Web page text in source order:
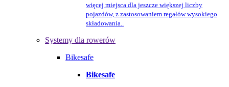
więcej miejsca dla jeszcze większej liczby
pojazdów, z zastosowaniem regałów wysokiego
składowania..
Systemy dla rowerów
Bikesafe
Bikesafe